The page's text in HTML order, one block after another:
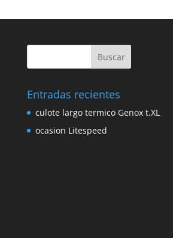
Entradas recientes
culote largo termico Genox t.XL
ocasion Litespeed